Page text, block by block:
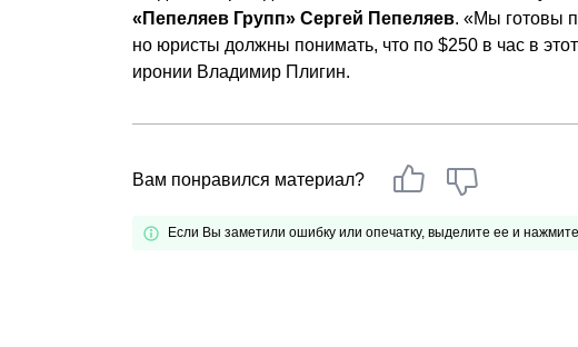
«Пепеляев Групп» Сергей Пепеляев. «Мы готовы
но юристы должны понимать, что по $250 в час в
иронии Владимир Плигин.
Вам понравился материал?
Если Вы заметили ошибку или опечатку, выделите ее и нажмите